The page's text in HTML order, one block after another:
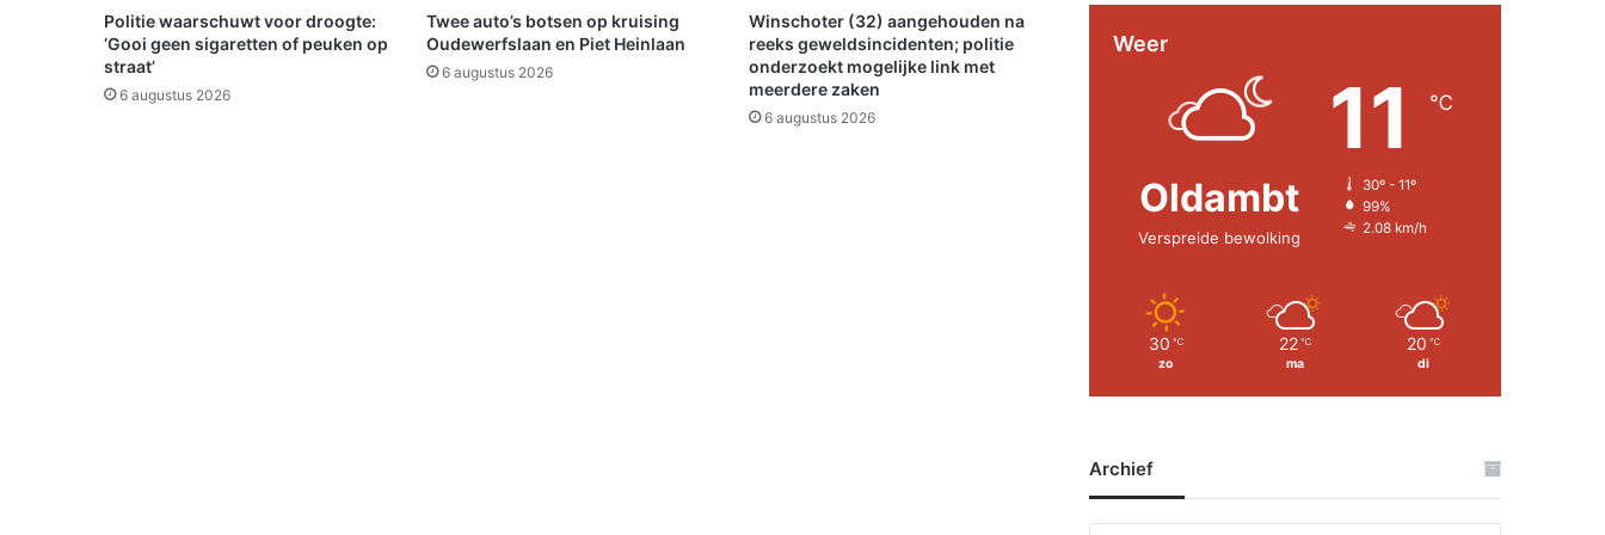
c
h
e
n
V
o
Politie waarschuwt voor droogte:
‘Gooi geen sigaretten of peuken op
straat’
6 augustus 2026
Twee auto’s botsen op kruising
Oudewerfslaan en Piet Heinlaan
6 augustus 2026
Winschoter (32) aangehouden na
reeks geweldsincidenten; politie
onderzoekt mogelijke link met
meerdere zaken
6 augustus 2026
Weer
Oldambt
Verspreide bewolking
11 ℃
30º - 11º
99%
2.08 km/h
30 ℃
zo
22 ℃
ma
20 ℃
di
Archief